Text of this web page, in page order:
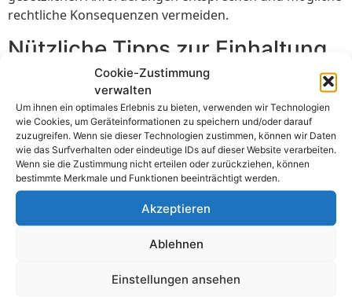
Cookie-Zustimmung
verwalten
Um ihnen ein optimales Erlebnis zu bieten, verwenden wir Technologien
wie Cookies, um Geräteinformationen zu speichern und/oder darauf
zuzugreifen. Wenn sie dieser Technologien zustimmen, können wir Daten
wie das Surfverhalten oder eindeutige IDs auf dieser Website verarbeiten.
Wenn sie die Zustimmung nicht erteilen oder zurückziehen, können
bestimmte Merkmale und Funktionen beeinträchtigt werden.
Akzeptieren
Ablehnen
Einstellungen ansehen
rechtliche Konsequenzen vermeiden.
Nützliche Tipps zur Einhaltung
von Prüffristen elektrischer
Anlagen
Um die Einhaltung der Prüffristen elektrischer Anlagen
zu gewährleisten, beachten Sie bitte die folgenden
Tipps:
Machen Sie sich mit den
gesetzlichen Anforderungen vertraut
Anforderungen zur Prüfung elektrischer Anlagen in